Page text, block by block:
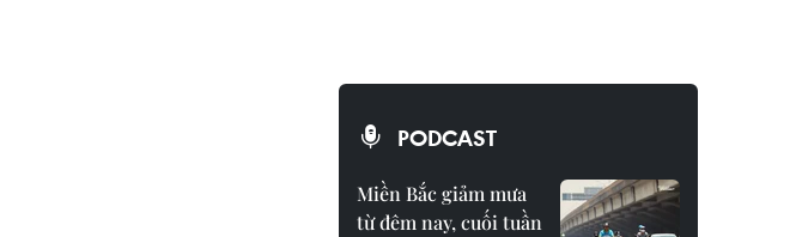
PODCAST
Miền Bắc giảm mưa
từ đêm nay, cuối tuần